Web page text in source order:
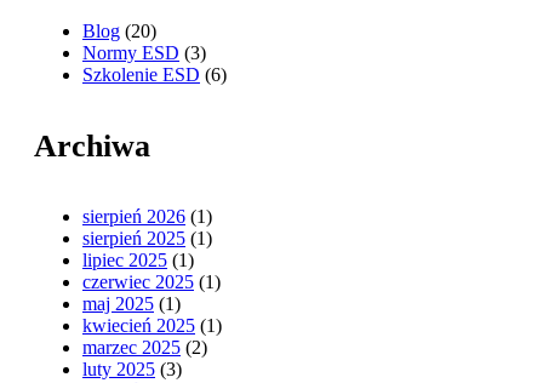
Blog (20)
Normy ESD (3)
Szkolenie ESD (6)
Archiwa
sierpień 2026 (1)
sierpień 2025 (1)
lipiec 2025 (1)
czerwiec 2025 (1)
maj 2025 (1)
kwiecień 2025 (1)
marzec 2025 (2)
luty 2025 (3)